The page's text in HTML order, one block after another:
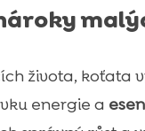
života, koťata
energie a